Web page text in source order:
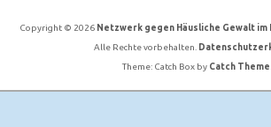
Copyright © 2026 Netzwerk gegen Häusliche Gewalt im
Alle Rechte vorbehalten.
Theme: Catch Box by Catch